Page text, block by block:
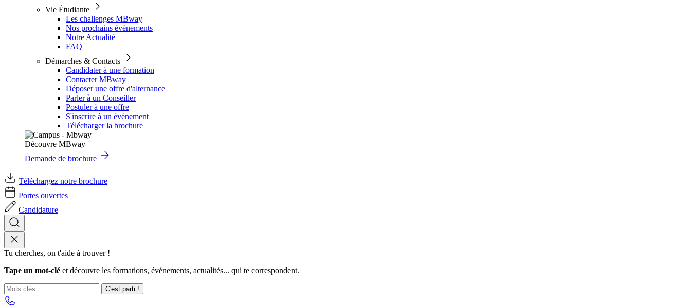
Vie Étudiante
Les challenges MBway
Nos prochains évènements
Notre Actualité
FAQ
Démarches & Contacts
Candidater à une formation
Contacter MBway
Déposer une offre d'alternance
Parler à un Conseiller
Postuler à une offre
S'inscrire à un évènement
Télécharger la brochure
Découvre MBway
Demande de brochure
Téléchargez notre brochure
Portes ouvertes
Candidature
Tu cherches, on t'aide à trouver !
Tape un mot-clé et découvre les formations, événements, actualités... qui te correspondent.
C'est parti !